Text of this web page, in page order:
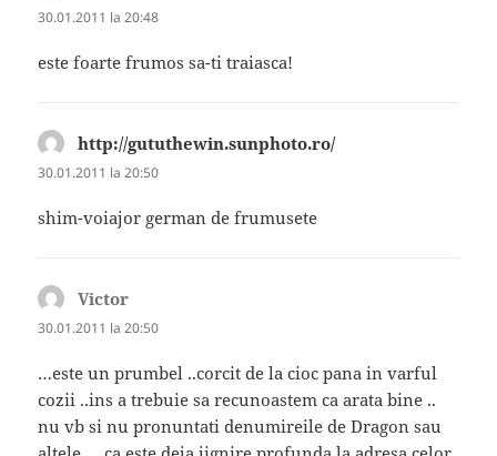
30.01.2011 la 20:48
este foarte frumos sa-ti traiasca!
http://gututhewin.sunphoto.ro/spune:
30.01.2011 la 20:50
shim-voiajor german de frumusete
Victor
30.01.2011 la 20:50
…este un prumbel ..corcit de la cioc pana in varful
cozii ..ins a trebuie sa recunoastem ca arata bine ..
nu vb si nu pronuntati denumireile de Dragon sau